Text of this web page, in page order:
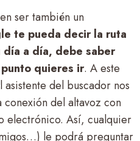
ser también un
te pueda decir la ruta
a día, debe saber
quieres ir. A este
del buscador nos
del altavoz con
electrónico. Así, cualquier
le podrá preguntar